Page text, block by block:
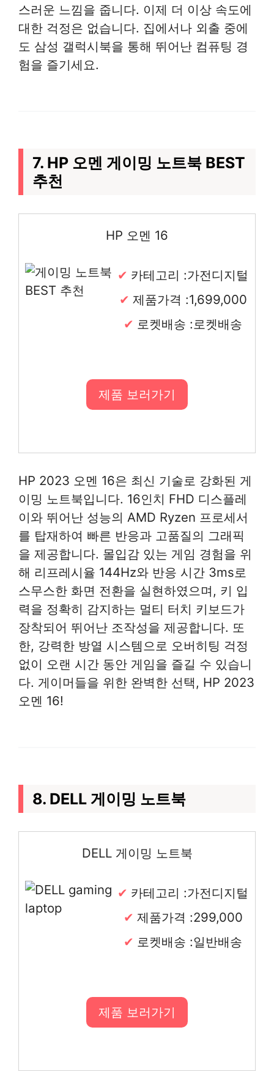
스러운 느낌을 줍니다. 이제 더 이상 속도에
대한 걱정은 없습니다. 집에서나 외출 중에
도 삼성 갤럭시북을 통해 뛰어난 컴퓨팅 경
험을 즐기세요.
7. HP 오멘 게이밍 노트북 BEST
추천
HP 오멘 16
카테고리 :가전디지털
제품가격 :1,699,000
로켓배송 :로켓배송
제품 보러가기
HP 2023 오멘 16은 최신 기술로 강화된 게
이밍 노트북입니다. 16인치 FHD 디스플레
이와 뛰어난 성능의 AMD Ryzen 프로세서
를 탑재하여 빠른 반응과 고품질의 그래픽
을 제공합니다. 몰입감 있는 게임 경험을 위
해 리프레시율 144Hz와 반응 시간 3ms로
스무스한 화면 전환을 실현하였으며, 키 입
력을 정확히 감지하는 멀티 터치 키보드가
장착되어 뛰어난 조작성을 제공합니다. 또
한, 강력한 방열 시스템으로 오버히팅 걱정
없이 오랜 시간 동안 게임을 즐길 수 있습니
다. 게이머들을 위한 완벽한 선택, HP 2023
오멘 16!
8. DELL 게이밍 노트북
DELL 게이밍 노트북
카테고리 :가전디지털
제품가격 :299,000
로켓배송 :일반배송
제품 보러가기